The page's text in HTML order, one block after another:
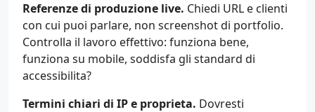
Referenze di produzione live. Chiedi URL e clienti
con cui puoi parlare, non screenshot di portfolio.
Controlla il lavoro effettivo: funziona bene,
funziona su mobile, soddisfa gli standard di
accessibilita?
Termini chiari di IP e proprieta. Dovresti